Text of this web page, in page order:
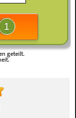
1
geteilt.